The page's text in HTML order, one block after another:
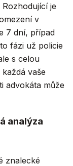
je
v
7 dní, případ
fázi už policie
s celou
vaše
advokáta může
analýza
znalecké